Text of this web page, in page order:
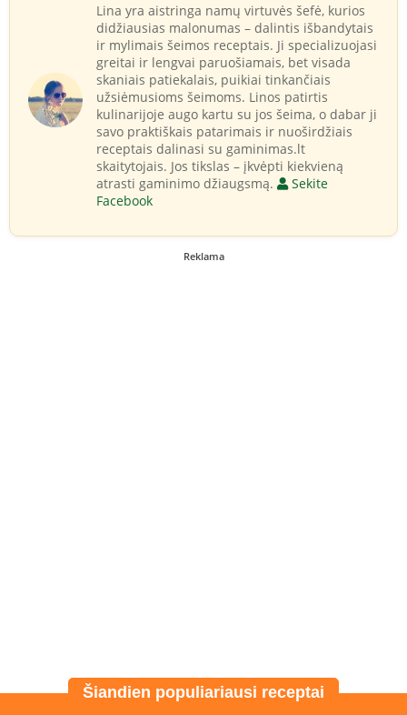
Lina yra aistringa namų virtuvės šefė, kurios
didžiausias malonumas – dalintis išbandytais
ir mylimais šeimos receptais. Ji specializuojasi
greitai ir lengvai paruošiamais, bet visada
skaniais patiekalais, puikiai tinkančiais
užsiėmusioms šeimoms. Linos patirtis
kulinarijoje augo kartu su jos šeima, o dabar ji
savo praktiškais patarimais ir nuoširdžiais
receptais dalinasi su gaminimas.lt
skaitytojais. Jos tikslas – įkvėpti kiekvieną
atrasti gaminimo džiaugsmą.
Sekite
Facebook
Reklama
Šiandien populiariausi receptai